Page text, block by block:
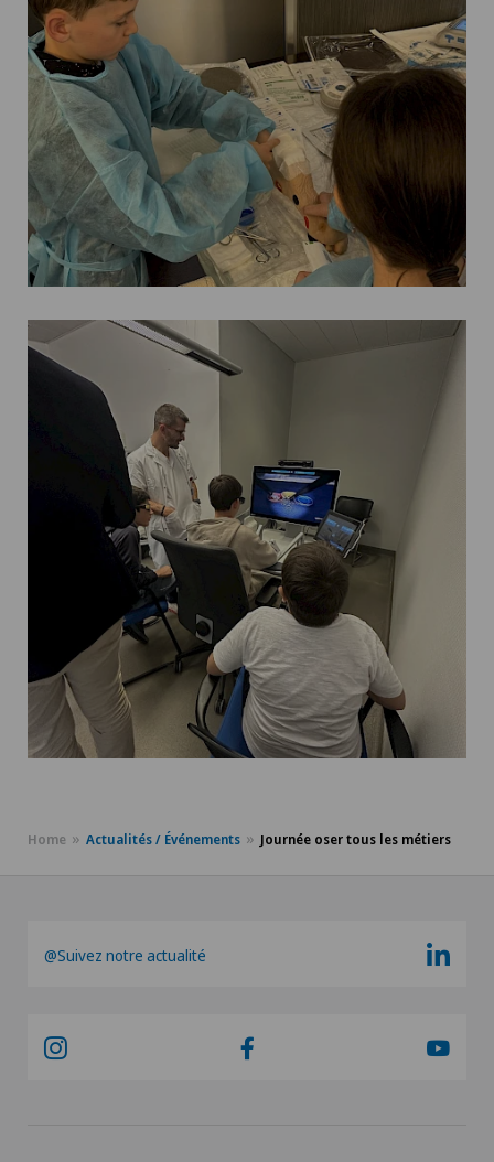
Home Actualités / Événements Journée oser tous les métiers
@Suivez notre actualité